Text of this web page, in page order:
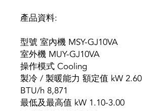
產品資料:
型號 室內機 MSY-GJ10VA
室外機 MUY-GJ10VA
操作模式 Cooling
製冷 / 製暖能力 額定值 kW 2.60
BTU/h 8,871
最低及最高值 kW 1.10-3.00